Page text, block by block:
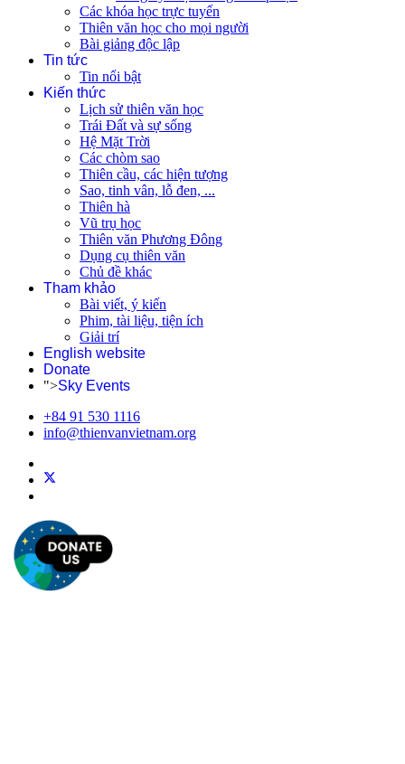
Các khóa học trực tuyến
Thiên văn học cho mọi người
Bài giảng độc lập
Tin tức
Tin nổi bật
Kiến thức
Lịch sử thiên văn học
Trái Đất và sự sống
Hệ Mặt Trời
Các chòm sao
Thiên cầu, các hiện tượng
Sao, tinh vân, lỗ đen, ...
Thiên hà
Vũ trụ học
Thiên văn Phương Đông
Dụng cụ thiên văn
Chủ đề khác
Tham khảo
Bài viết, ý kiến
Phim, tài liệu, tiện ích
Giải trí
English website
Donate
">Sky Events
+84 91 530 1116
info@thienvanvietnam.org